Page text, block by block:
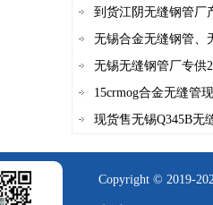
到货江阴无缝钢管厂
无锡合金无缝钢管、
无锡无缝钢管厂专供
15crmog合金无缝管
现货售无锡Q345B无
Copyright © 2019-